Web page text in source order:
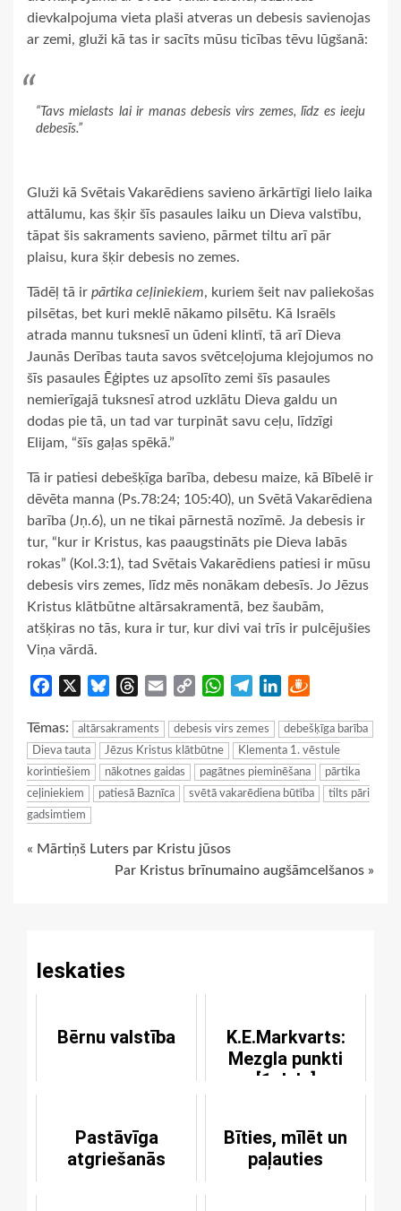
dievkalpojuma vieta plaši atveras un debesis savienojas
ar zemi, gluži kā tas ir sacīts mūsu ticības tēvu lūgšanā:
“Tavs mielasts lai ir manas debesis virs zemes, līdz es ieeju
debesīs.”
Gluži kā Svētais Vakarēdiens savieno ārkārtīgi lielo laika
attālumu, kas šķir šīs pasaules laiku un Dieva valstību,
tāpat šis sakraments savieno, pārmet tiltu arī pār
plaisu, kura šķir debesis no zemes.
Tādēļ tā ir pārtika ceļiniekiem, kuriem šeit nav paliekošas
pilsētas, bet kuri meklē nākamo pilsētu. Kā Israēls
atrada mannu tuksnesī un ūdeni klintī, tā arī Dieva
Jaunās Derības tauta savos svētceļojuma klejojumos no
šīs pasaules Ēģiptes uz apsolīto zemi šīs pasaules
nemierīgajā tuksnesī atrod uzklātu Dieva galdu un
dodas pie tā, un tad var turpināt savu ceļu, līdzīgi
Elijam, “šīs gaļas spēkā.”
Tā ir patiesi debešķīga barība, debesu maize, kā Bībelē ir
dēvēta manna (Ps.78:24; 105:40), un Svētā Vakarēdiena
barība (Jņ.6), un ne tikai pārnestā nozīmē. Ja debesis ir
tur, “kur ir Kristus, kas paaugstināts pie Dieva labās
rokas” (Kol.3:1), tad Svētais Vakarēdiens patiesi ir mūsu
debesis virs zemes, līdz mēs nonākam debesīs. Jo Jēzus
Kristus klātbūtne altārsakramentā, bez šaubām,
atšķiras no tās, kura ir tur, kur divi vai trīs ir pulcējušies
Viņa vārdā.
Facebook BlueskyThreads
Email
Copy
WhatsApp
TelegramLinkedIn
Tēmas: altārsakraments debesis virs zemes
debešķīga barība
Dieva tauta
Jēzus Kristus klātbūtne
Klementa 1. vēstule
korintiešiem
nākotnes gaidas pagātnes pieminēšana
pārtika
ceļiniekiem
patiesā Baznīca svētā vakarēdiena būtība
tilts pāri
gadsimtiem
Continue
« Mārtiņš Luters par Kristu jūsos
Par Kristus brīnumaino augšāmcelšanos »
Ieskaties
Bērnu valstība
K.E.Markvarts:
Mezgla punkti
[1.daļa]
Pastāvīga
atgriešanās
Bīties, mīlēt un
paļauties